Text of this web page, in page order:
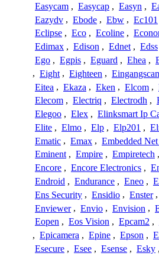
Easycam , Easycap , Easyn ,
Eazydv , Ebode , Ebw , Ec101
Eclipse , Eco , Ecoline ,
Edimax , Edison , Ednet , Edss
Ego , Egpis , Eguard , Ehea ,
, Eight , Eighteen ,
Eitea , Ekaza , Eken , Elcom ,
Elecom , Electriq , Electrodh ,
Elegoo , Elex , Elinksmart Ip
Elite , Elmo , Elp , Elp201 ,
Ematic , Emax , Embedded
Eminent , Empire , Empiretech ,
Encore , Encore Electronics ,
Endroid , Endurance , Eneo ,
Ens Security , Ensidio , Enster ,
Enviewer , Envio , Envision ,
Eopen , Eos Vision , Epcam2 ,
, Epicamera , Epine , Epson ,
Esecure , Esee , Esense , Esky ,